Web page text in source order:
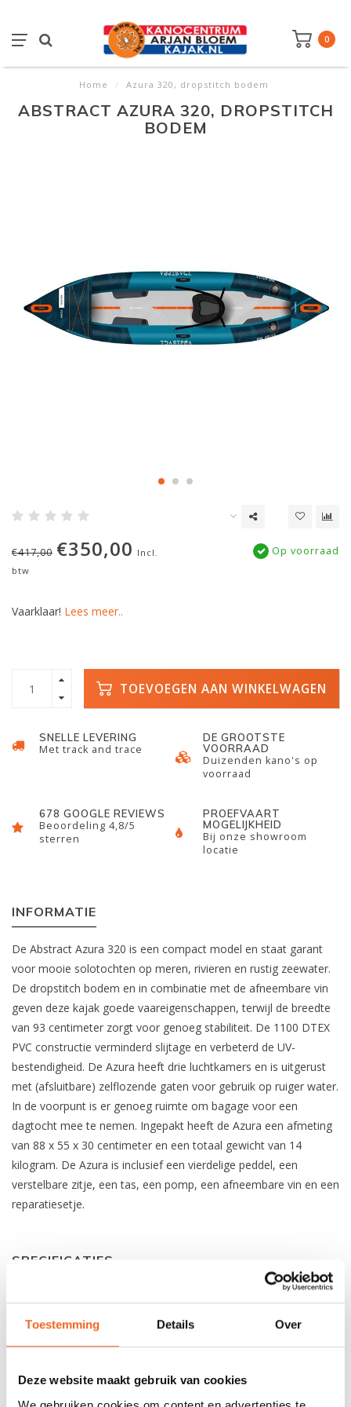
Toestemming Details Over
Deze website maakt gebruik van cookies
0
Home / Azura 320, dropstitch bodem
ABSTRACT AZURA 320, DROPSTITCH
BODEM
€417,00 €350,00 Incl.
btw
Op voorraad
Vaarklaar! Lees meer..
TOEVOEGEN AAN WINKELWAGEN
SNELLE LEVERING
Met track and trace
DE GROOTSTE
VOORRAAD
Duizenden kano's op
voorraad
678 GOOGLE REVIEWS
Beoordeling 4,8/5
sterren
PROEFVAART
MOGELIJKHEID
Bij onze showroom
locatie
INFORMATIE
De Abstract Azura 320 is een compact model en staat garant
voor mooie solotochten op meren, rivieren en rustig zeewater.
De dropstitch bodem en in combinatie met de afneembare vin
geven deze kajak goede vaareigenschappen, terwijl de breedte
van 93 centimeter zorgt voor genoeg stabiliteit. De 1100 DTEX
PVC constructie verminderd slijtage en verbeterd de UV-
bestendigheid. De Azura heeft drie luchtkamers en is uitgerust
met (afsluitbare) zelflozende gaten voor gebruik op ruiger water.
In de voorpunt is er genoeg ruimte om bagage voor een
dagtocht mee te nemen. Ingepakt heeft de Azura een afmeting
van 88 x 55 x 30 centimeter en een totaal gewicht van 14
kilogram. De Azura is inclusief een vierdelige peddel, een
verstelbare zitje, een tas, een pomp, een afneembare vin en een
reparatiesetje.
SPECIFICATIES
Lengte: 320 cm
Breedte: 93 cm
Capaciteit: